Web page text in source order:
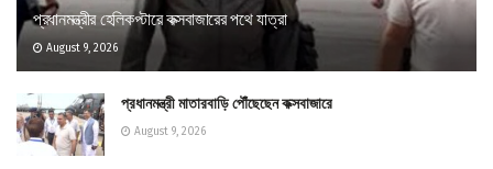
প্রধানমন্ত্রীর হেলিকপ্টারে কক্সবাজারের পথে যাত্রা
August 9, 2026
প্রধানমন্ত্রী মাতারবাড়ি পৌঁছেছেন কক্সবাজারে
August 9, 2026